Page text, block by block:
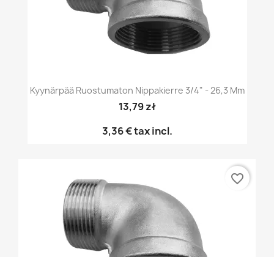
Kyynärpää Ruostumaton Nippakierre 3/4" - 26,3 Mm
13,79 zł
3,36 €tax incl.
favorite_border